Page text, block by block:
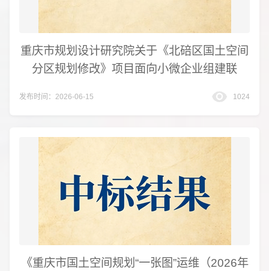
重庆市规划设计研究院关于《北碚区国土空间
分区规划修改》项目面向小微企业组建联
发布时间：2026-06-15 1024
《重庆市国土空间规划“一张图”运维（2026年